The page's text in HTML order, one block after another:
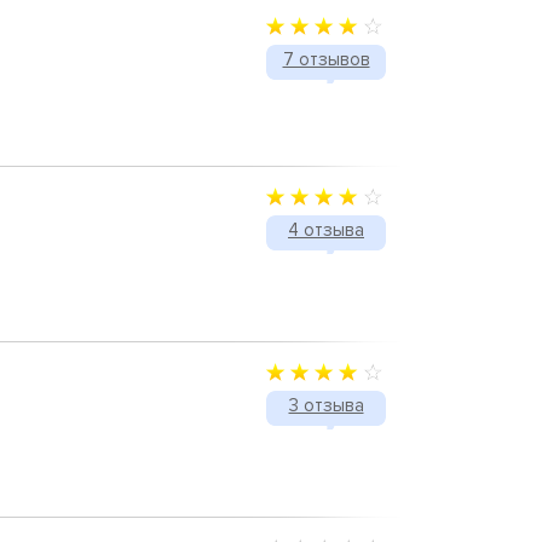
7 отзывов
4 отзыва
3 отзыва